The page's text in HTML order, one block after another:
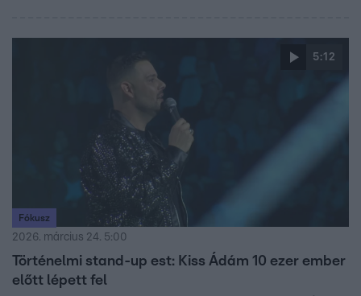
5:12
Fókusz
2026. március 24. 5:00
Történelmi stand-up est: Kiss Ádám 10 ezer ember
előtt lépett fel